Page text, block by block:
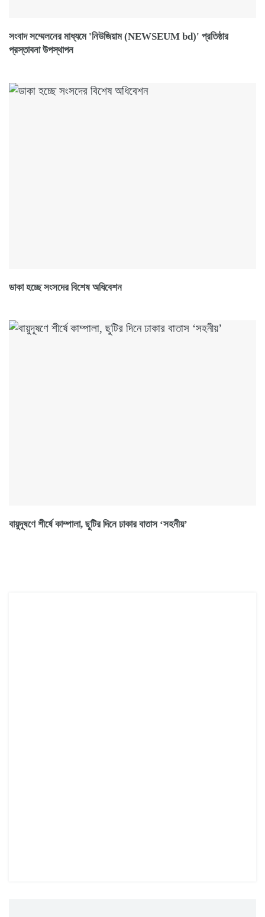
সংবাদ সম্মেলনের মাধ্যমে 'নিউজিয়াম (NEWSEUM bd)' প্রতিষ্ঠার
প্রস্তাবনা উপস্থাপন
ডাকা হচ্ছে সংসদের বিশেষ অধিবেশন
বায়ুদূষণে শীর্ষে কাম্পালা, ছুটির দিনে ঢাকার বাতাস ‘সহনীয়’